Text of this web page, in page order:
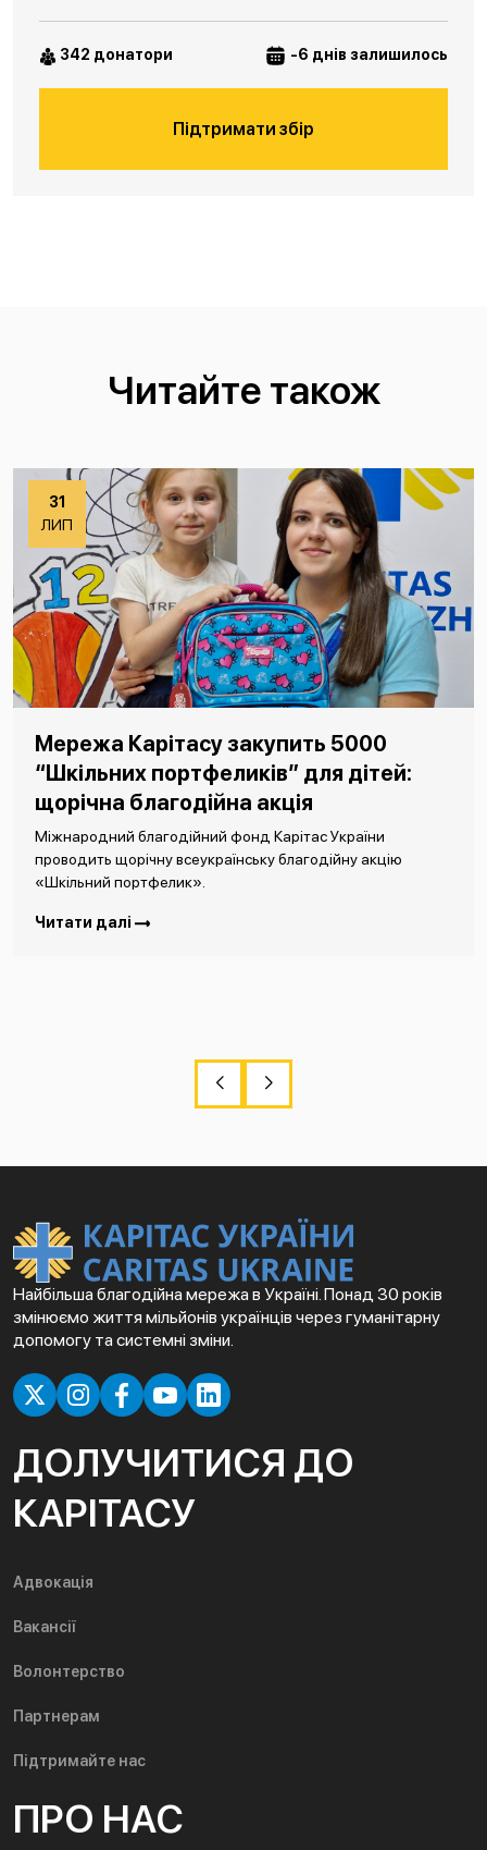
342 донатори -6 днів залишилось
Підтримати збір
Читайте також
31
ЛИП
Мережа Карітасу закупить 5000
“Шкільних портфеликів” для дітей:
щорічна благодійна акція
Міжнародний благодійний фонд Карітас України
проводить щорічну всеукраїнську благодійну акцію
«Шкільний портфелик».
Читати далі
Найбільша благодійна мережа в Україні. Понад 30 років
змінюємо життя мільйонів українців через гуманітарну
допомогу та системні зміни.
ДОЛУЧИТИСЯ ДО
КАРІТАСУ
Адвокація
Вакансії
Волонтерство
Партнерам
Підтримайте нас
ПРО НАС